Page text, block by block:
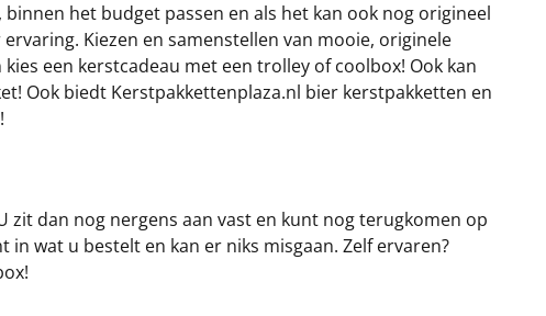
het budget passen en als het kan ook nog origineel
Kiezen en samenstellen van mooie, originele
een kerstcadeau met een trolley of coolbox! Ook kan
Ook biedt Kerstpakkettenplaza.nl bier kerstpakketten en
dan nog nergens aan vast en kunt nog terugkomen op
wat u bestelt en kan er niks misgaan. Zelf ervaren?